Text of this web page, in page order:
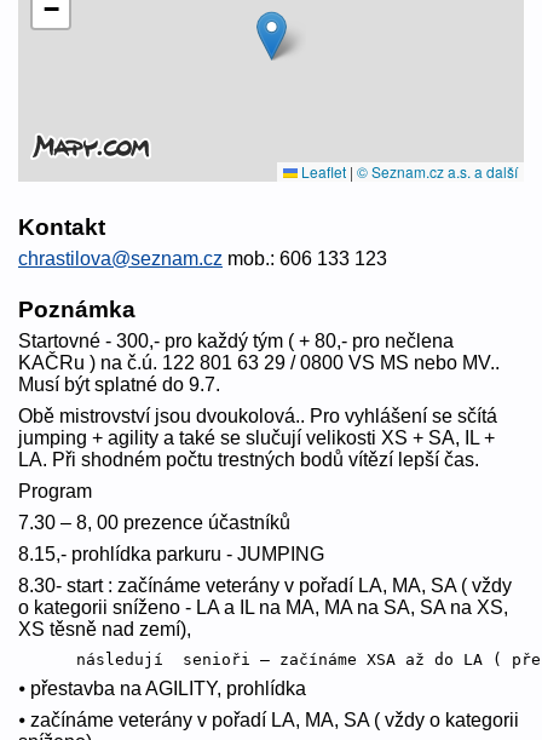
−
Leaflet | © Seznam.cz a.s. a další
Kontakt
chrastilova@seznam.cz mob.: 606 133 123
Poznámka
Startovné - 300,- pro každý tým ( + 80,- pro nečlena
KAČRu ) na č.ú. 122 801 63 29 / 0800 VS MS nebo MV..
Musí být splatné do 9.7.
Obě mistrovství jsou dvoukolová.. Pro vyhlášení se sčítá
jumping + agility a také se slučují velikosti XS + SA, IL +
LA. Při shodném počtu trestných bodů vítězí lepší čas.
Program
7.30 – 8, 00 prezence účastníků
8.15,- prohlídka parkuru - JUMPING
8.30- start : začínáme veterány v pořadí LA, MA, SA ( vždy
o kategorii sníženo - LA a IL na MA, MA na SA, SA na XS,
XS těsně nad zemí),
⦁ přestavba na AGILITY, prohlídka
⦁ začínáme veterány v pořadí LA, MA, SA ( vždy o kategorii